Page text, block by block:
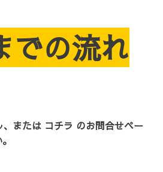
での流れ
または コチラ のお問合せペー